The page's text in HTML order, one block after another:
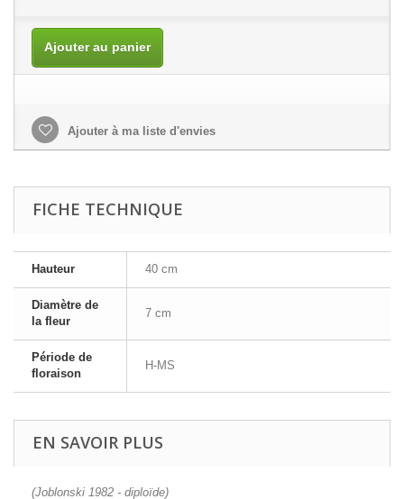
Ajouter au panier
Ajouter à ma liste d'envies
FICHE TECHNIQUE
Hauteur 40 cm
Diamètre de
la fleur
7 cm
Période de
floraison
H-MS
EN SAVOIR PLUS
(Joblonski 1982 - diploïde)